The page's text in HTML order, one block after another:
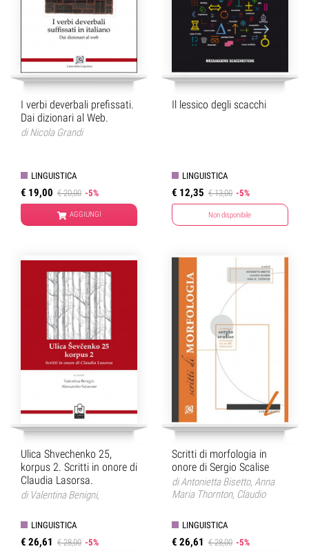
I verbi deverbali prefissati.
Dai dizionari al Web.
diNicola Grandi
LINGUISTICA
€ 19,00 € 20,00 -5%
AGGIUNGI
Il lessico degli scacchi
LINGUISTICA
€ 12,35 € 13,00 -5%
Non disponibile
Ulica Shvechenko 25,
korpus 2. Scritti in onore di
Claudia Lasorsa.
di Valentina Benigni,
LINGUISTICA
€ 26,61 € 28,00 -5%
Scritti di morfologia in
onore di Sergio Scalise
diAntonietta Bisetto, Anna
Maria Thornton, Claudio
LINGUISTICA
€ 26,61 € 28,00 -5%